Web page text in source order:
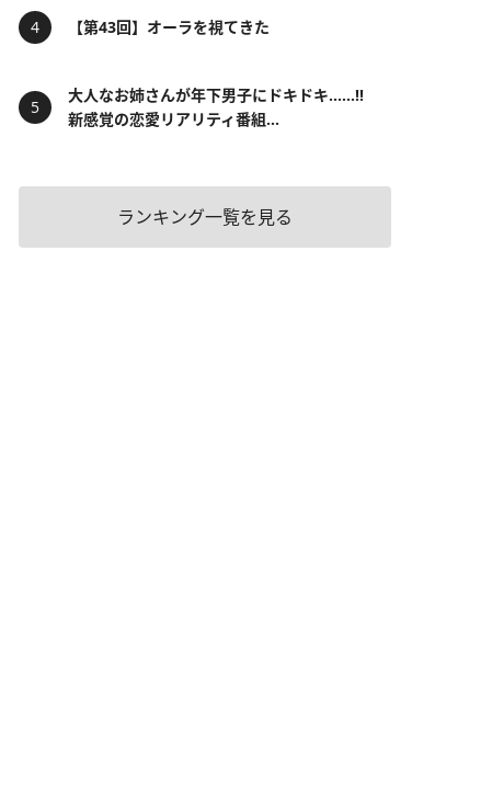
【第43回】オーラを視てきた
大人なお姉さんが年下男子にドキドキ……!!
新感覚の恋愛リアリティ番組...
ランキング一覧を見る